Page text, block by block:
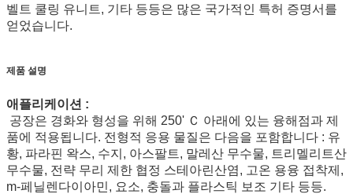
벨트 쿨링 유니트, 기타 등등은 많은 국가적인 특허 증명서를
얻었습니다.
제품 설명
애플리케이션 :
공장은 경화와 형성을 위해 250' Ｃ 아래에 있는 융해점과 제
품에 적용됩니다. 전형적 응용 물질은 다음을 포함합니다 : 유
황, 파라핀 왁스, 수지, 아스팔트, 말레산 무수물, 트리멜리트산
무수물, 전략 무리 제한 협정 스테아린산염, 고온 용융 접착제,
m-페닐렌다이아민, 요소, 충돌과 플라스틱 보조 기타 등등.